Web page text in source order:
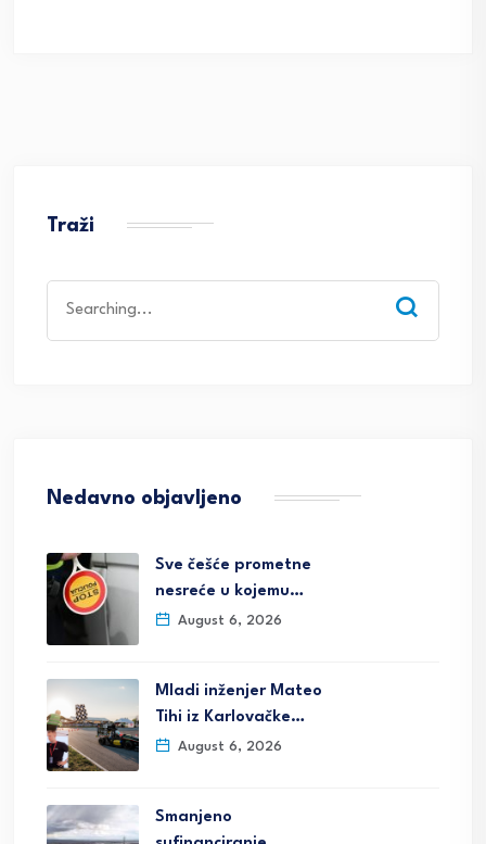
Traži
for:
Nedavno objavljeno
Sve češće prometne
nesreće u kojemu…
August 6, 2026
Mladi inženjer Mateo
Tihi iz Karlovačke…
August 6, 2026
Smanjeno